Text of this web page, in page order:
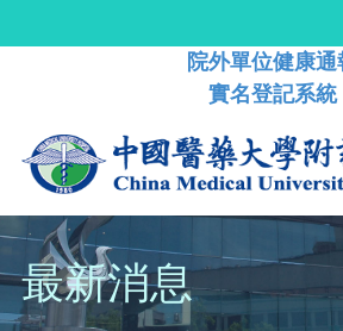
院外單位健康通
實名登記系統
最新消息